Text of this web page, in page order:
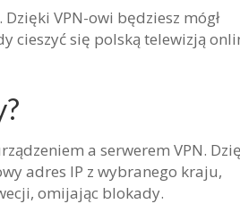
VPN-owi będziesz mógł
cieszyć się polską telewizją
a serwerem VPN.
adres IP z wybranego kraju,
omijając blokady.